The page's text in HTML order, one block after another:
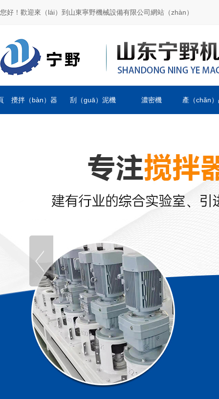
您好！歡迎來（lái）到山東寧野機械設備有限公司網站（zhàn）
攪拌（bàn）器 刮（guā）泥機 濃密機 產（chǎn